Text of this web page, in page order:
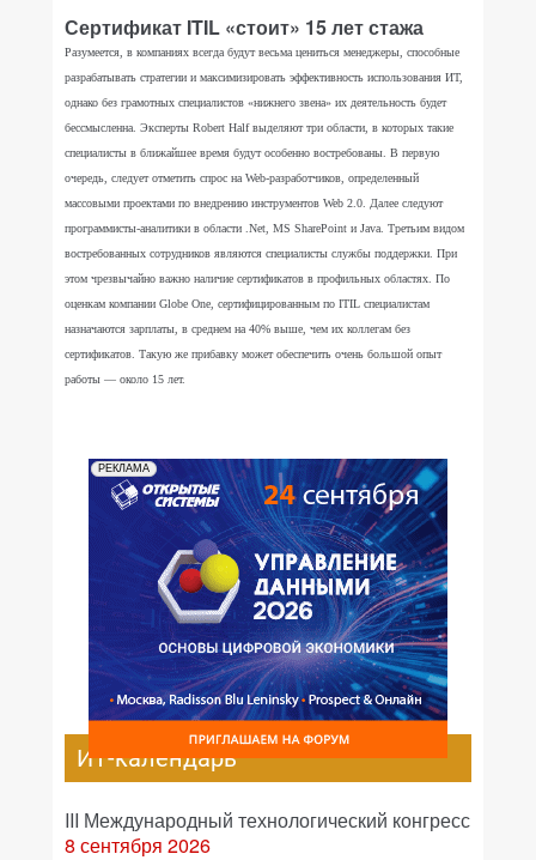
Сертификат ITIL «стоит» 15 лет стажа
Разумеется, в компаниях всегда будут весьма цениться менеджеры, способные
разрабатывать стратегии и максимизировать эффективность использования ИТ,
однако без грамотных специалистов «нижнего звена» их деятельность будет
бессмысленна. Эксперты Robert Half выделяют три области, в которых такие
специалисты в ближайшее время будут особенно востребованы. В первую
очередь, следует отметить спрос на Web-разработчиков, определенный
массовыми проектами по внедрению инструментов Web 2.0. Далее следуют
программисты-аналитики в области .Net, MS SharePoint и Java. Третьим видом
востребованных сотрудников являются специалисты службы поддержки. При
этом чрезвычайно важно наличие сертификатов в профильных областях. По
оценкам компании Globe One, сертифицированным по ITIL специалистам
назначаются зарплаты, в среднем на 40% выше, чем их коллегам без
сертификатов. Такую же прибавку может обеспечить очень большой опыт
работы — около 15 лет.
РЕКЛАМА
ИТ-календарь
III Международный технологический конгресс
8 сентября 2026